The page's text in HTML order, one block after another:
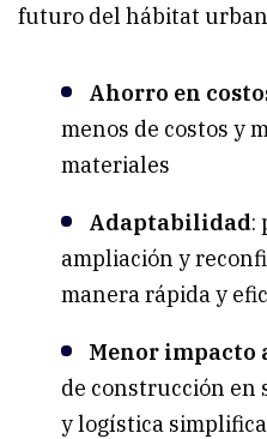
futuro del hábitat
Ahorro en
menos de costos y
materiales
Adaptabilidad:
ampliación y
manera rápida y
Menor impacto
de construcción en
y logística